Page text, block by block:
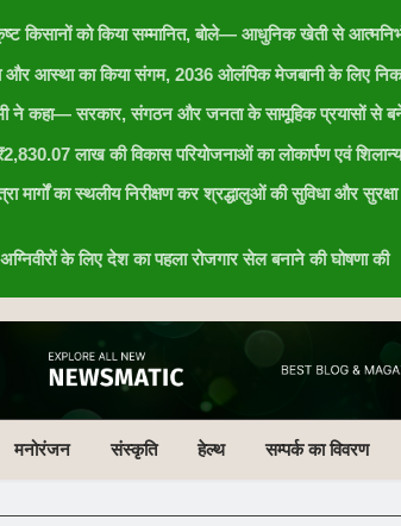
किसानों को किया सम्मानित, बोले— आधुनिक खेती से
और आस्था का किया संगम, 2036 ओलंपिक मेजबानी के लिए
ने कहा— सरकार, संगठन और जनता के सामूहिक प्रयासों से
लाख की विकास परियोजनाओं का लोकार्पण एवं
मार्गों का स्थलीय निरीक्षण कर श्रद्धालुओं की सुविधा और
के लिए देश का पहला रोजगार सेल बनाने की घोषणा की
मनोरंजन संस्कृति हेल्थ सम्पर्क का विवरण